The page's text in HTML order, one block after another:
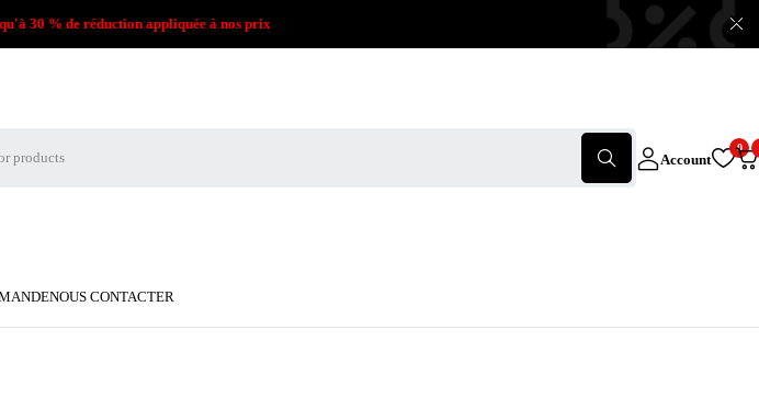
30 % de réduction appliquée à nos prix
Account
0
NOUS CONTACTER